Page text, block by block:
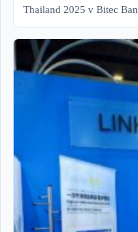
Thailand 2025 v Bitec